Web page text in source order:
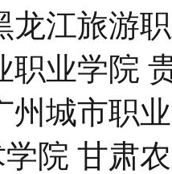
龙江旅游
职业学院
州城市职
院 甘肃